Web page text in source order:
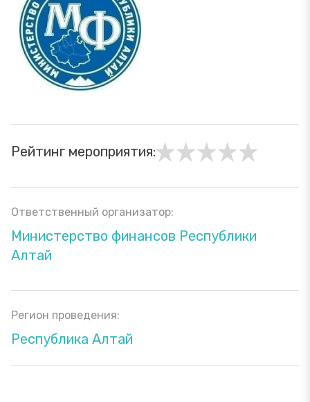
Рейтинг мероприятия:
Ответственный организатор:
Министерство финансов Республики
Алтай
Регион проведения:
Республика Алтай